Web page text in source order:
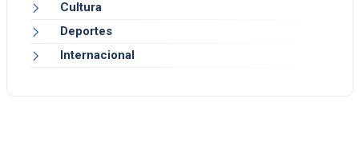
Cultura
Deportes
Internacional